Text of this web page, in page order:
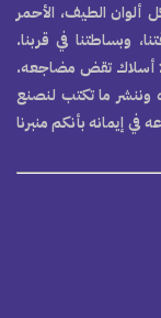
ألوان الطيف، الأحمر
وبساطتنا في قربنا.
أسلاك تقض مضاجعه.
وننشر ما تكتب لنصنع
في إيمانه بأنكم منبرنا